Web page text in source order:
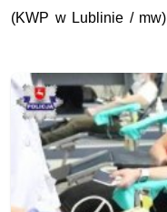
(KWP w Lublinie / mw)